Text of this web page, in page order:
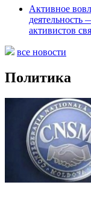
Активное
активистов
все новости
Политика